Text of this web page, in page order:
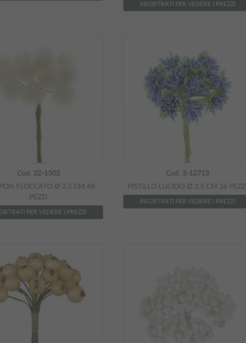
REGISTRATI PER VEDERE I PREZZI
Cod. 22-1502
FLOCCATO Ø 2,5 CM 48
PEZZI
PER VEDERE I PREZZI
Cod. 3-12713
PISTILLO LUCIDO Ø 2,5 CM 36 PEZZI
REGISTRATI PER VEDERE I PREZZI